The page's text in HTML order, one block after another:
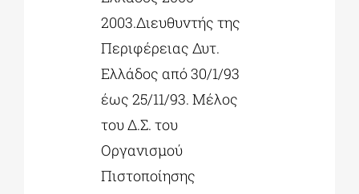
2003.Διευθυντής της
Περιφέρειας Δυτ.
Ελλάδος από 30/1/93
έως 25/11/93. Μέλος
του Δ.Σ. του
Οργανισμού
Πιστοποίησης